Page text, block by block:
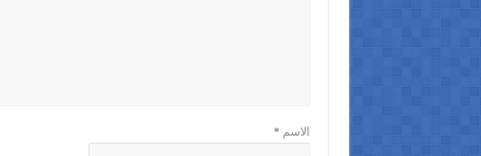
الاسم *